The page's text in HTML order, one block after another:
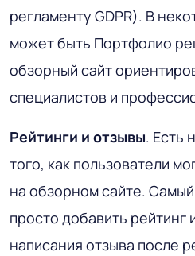
регламенту GDPR). В
может быть Портфолио
обзорный сайт
специалистов и
Рейтинги и отзывы. Есть
того, как пользователи
на обзорном сайте.
просто добавить рейтинг
написания отзыва после